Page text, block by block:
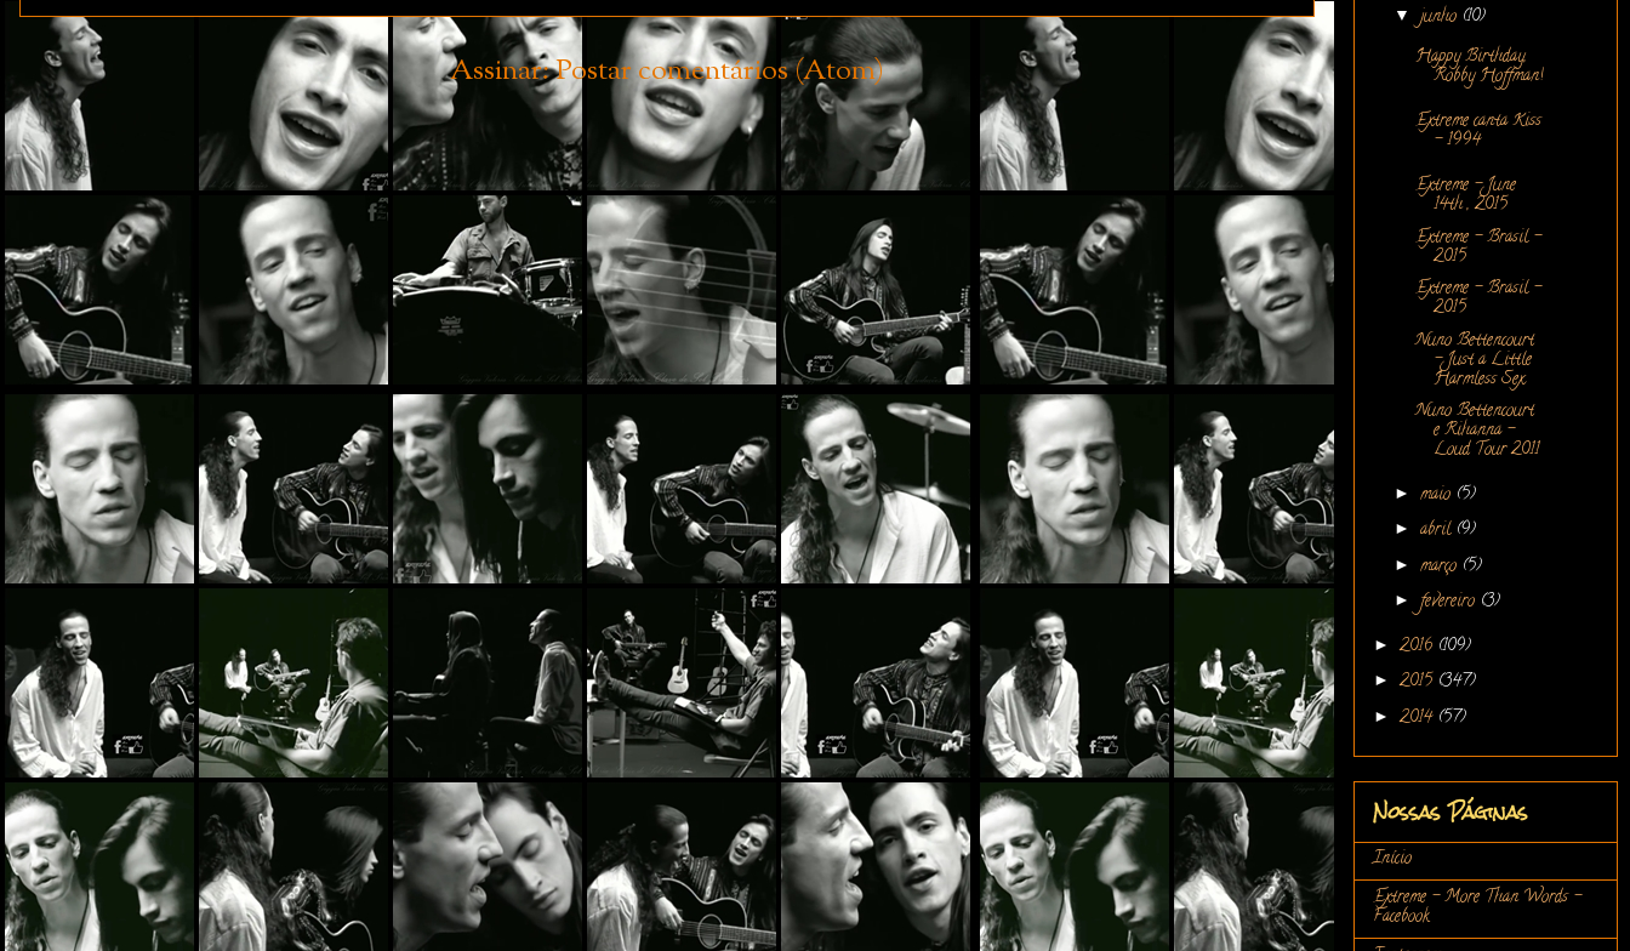
Assinar:Postar comentários (Atom)
▼ junho (10)
Happy Birthday,
Robby Hoffman!
Extreme canta Kiss
- 1994
Extreme - June
14th , 2015
Extreme - Brasil -
2015
Extreme - Brasil -
2015
Nuno Bettencourt
- Just a Little
Harmless Sex
Nuno Bettencourt
e Rihanna -
Loud Tour 2011
► maio (5)
► abril (9)
► março (5)
► fevereiro (3)
► 2016 (109)
► 2015 (347)
► 2014 (57)
Nossas Páginas
Início
Extreme - More Than Words -
Facebook